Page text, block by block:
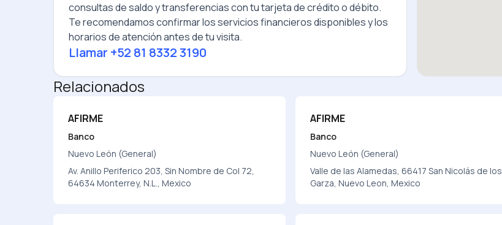
consultas de saldo y transferencias con tu tarjeta de crédito o débito.
Te recomendamos confirmar los servicios financieros disponibles y los
horarios de atención antes de tu visita.
Llamar +52 81 8332 3190
Relacionados
AFIRME
Banco
Nuevo León (General)
Av. Anillo Periferico 203, Sin Nombre de Col 72,
64634 Monterrey, N.L., Mexico
AFIRME
Banco
Nuevo León (General)
Valle de las Alamedas, 66417 San Nicolás de los
Garza, Nuevo Leon, Mexico